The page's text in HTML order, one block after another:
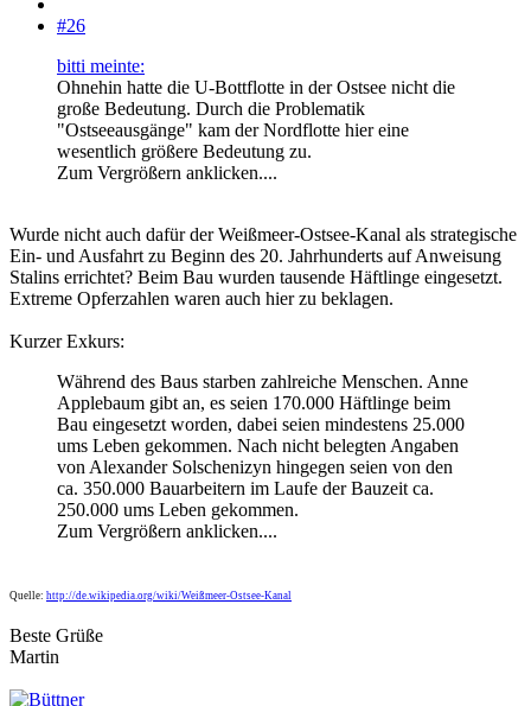
#26
bitti meinte:
Ohnehin hatte die U-Bottflotte in der Ostsee nicht die
große Bedeutung. Durch die Problematik
"Ostseeausgänge" kam der Nordflotte hier eine
wesentlich größere Bedeutung zu.
Zum Vergrößern anklicken....
Wurde nicht auch dafür der Weißmeer-Ostsee-Kanal als strategische
Ein- und Ausfahrt zu Beginn des 20. Jahrhunderts auf Anweisung
Stalins errichtet? Beim Bau wurden tausende Häftlinge eingesetzt.
Extreme Opferzahlen waren auch hier zu beklagen.
Kurzer Exkurs:
Während des Baus starben zahlreiche Menschen. Anne
Applebaum gibt an, es seien 170.000 Häftlinge beim
Bau eingesetzt worden, dabei seien mindestens 25.000
ums Leben gekommen. Nach nicht belegten Angaben
von Alexander Solschenizyn hingegen seien von den
ca. 350.000 Bauarbeitern im Laufe der Bauzeit ca.
250.000 ums Leben gekommen.
Zum Vergrößern anklicken....
Quelle: http://de.wikipedia.org/wiki/Weißmeer-Ostsee-Kanal
Beste Grüße
Martin